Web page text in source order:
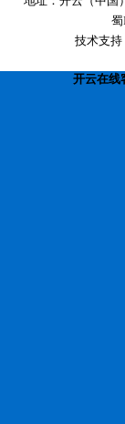
蜀
技术支
开云在线